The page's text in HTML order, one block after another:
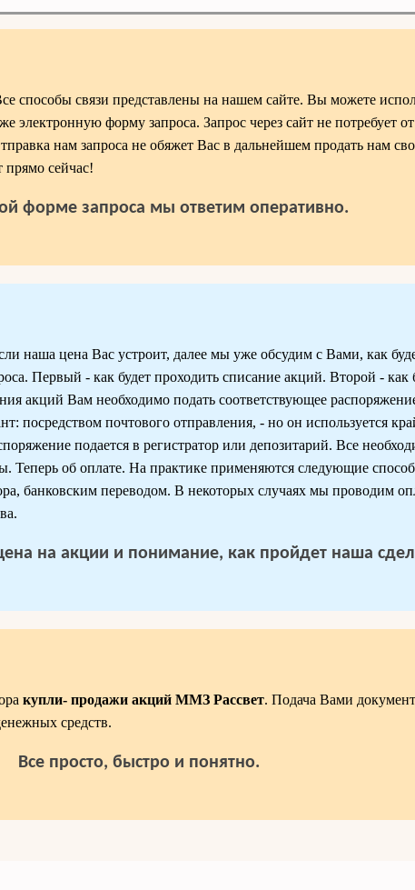
связи представлены на нашем сайте. Вы можете
электронную форму запроса. Запрос через сайт не потребует
нам запроса не обяжет Вас в дальнейшем продать нам
сейчас!
форме запроса мы ответим оперативно.
наша цена Вас устроит, далее мы уже обсудим с Вами, как
Первый - как будет проходить списание акций. Второй - как
акций Вам необходимо подать соответствующее
посредством почтового отправления, - но он используется
подается в регистратор или депозитарий. Все
Теперь об оплате. На практике применяются следующие
банковским переводом. В некоторых случаях мы проводим
на акции и понимание, как пройдет наша
купли- продажи акций ММЗ Рассвет. Подача Вами
средств.
Все просто, быстро и понятно.